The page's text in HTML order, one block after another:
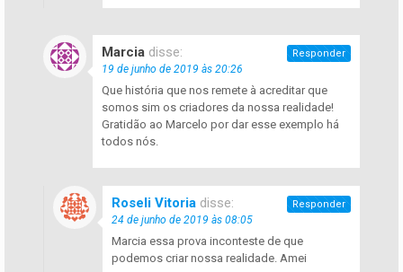
Marcia disse:
19 de junho de 2019 às 20:26
Que história que nos remete à acreditar que
somos sim os criadores da nossa realidade!
Gratidão ao Marcelo por dar esse exemplo há
todos nós.
Responder
Roseli Vitoria disse:
24 de junho de 2019 às 08:05
Marcia essa prova inconteste de que
podemos criar nossa realidade. Amei
Responder